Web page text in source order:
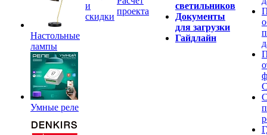
Настольные
лампы
Умные реле
и
скидки
проекта
светильников
Документы
для загрузки
Гайдлайн